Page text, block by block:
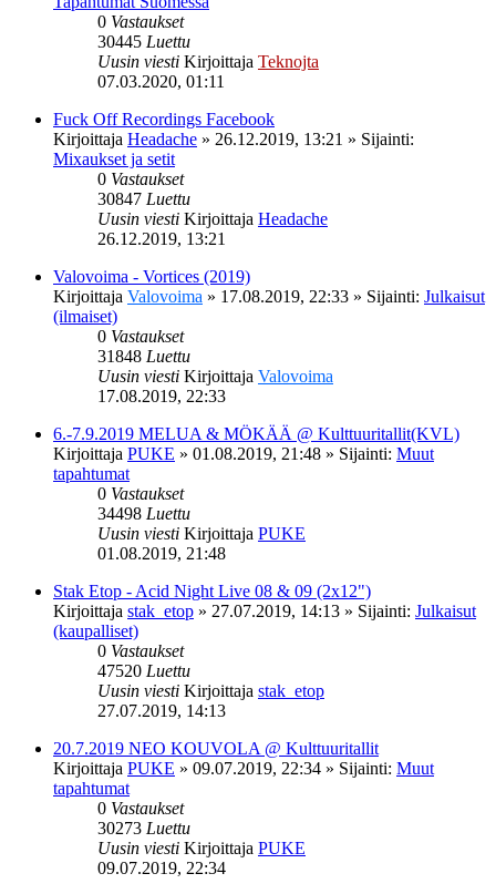
0 Vastaukset
30445 Luettu
Uusin viesti Kirjoittaja Teknojta
07.03.2020, 01:11
Fuck Off Recordings Facebook
Kirjoittaja Headache » 26.12.2019, 13:21 » Sijainti:
Mixaukset ja setit
0 Vastaukset
30847 Luettu
Uusin viesti Kirjoittaja Headache
26.12.2019, 13:21
Valovoima - Vortices (2019)
Kirjoittaja Valovoima » 17.08.2019, 22:33 » Sijainti: Julkaisut
(ilmaiset)
0 Vastaukset
31848 Luettu
Uusin viesti Kirjoittaja Valovoima
17.08.2019, 22:33
6.-7.9.2019 MELUA & MÖKÄÄ @ Kulttuuritallit(KVL)
Kirjoittaja PUKE » 01.08.2019, 21:48 » Sijainti: Muut
tapahtumat
0 Vastaukset
34498 Luettu
Uusin viesti Kirjoittaja PUKE
01.08.2019, 21:48
Stak Etop - Acid Night Live 08 & 09 (2x12")
Kirjoittaja stak_etop » 27.07.2019, 14:13 » Sijainti: Julkaisut
(kaupalliset)
0 Vastaukset
47520 Luettu
Uusin viesti Kirjoittaja stak_etop
27.07.2019, 14:13
20.7.2019 NEO KOUVOLA @ Kulttuuritallit
Kirjoittaja PUKE » 09.07.2019, 22:34 » Sijainti: Muut
tapahtumat
0 Vastaukset
30273 Luettu
Uusin viesti Kirjoittaja PUKE
09.07.2019, 22:34